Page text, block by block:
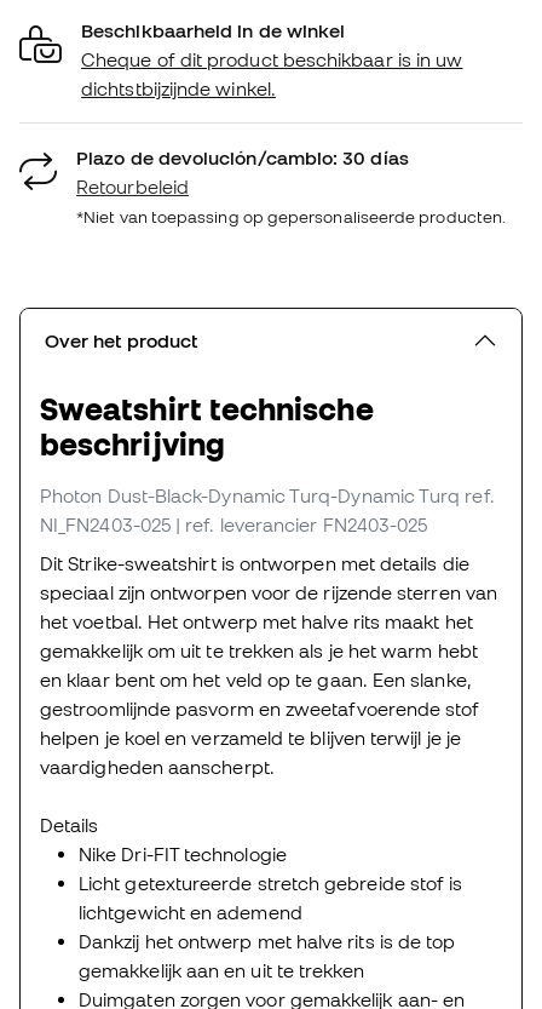
Beschikbaarheid in de winkel
Cheque of dit product beschikbaar is in uw
dichtstbijzijnde winkel.
Plazo de devolución/cambio: 30 días
Retourbeleid
*Niet van toepassing op gepersonaliseerde producten.
Over het product
Sweatshirt technische
beschrijving
Photon Dust-Black-Dynamic Turq-Dynamic Turq ref.
NI_FN2403-025 | ref. leverancier FN2403-025
Dit Strike-sweatshirt is ontworpen met details die
speciaal zijn ontworpen voor de rijzende sterren van
het voetbal. Het ontwerp met halve rits maakt het
gemakkelijk om uit te trekken als je het warm hebt
en klaar bent om het veld op te gaan. Een slanke,
gestroomlijnde pasvorm en zweetafvoerende stof
helpen je koel en verzameld te blijven terwijl je je
vaardigheden aanscherpt.
Details
Nike Dri-FIT technologie
Licht getextureerde stretch gebreide stof is
lichtgewicht en ademend
Dankzij het ontwerp met halve rits is de top
gemakkelijk aan en uit te trekken
Duimgaten zorgen voor gemakkelijk aan- en